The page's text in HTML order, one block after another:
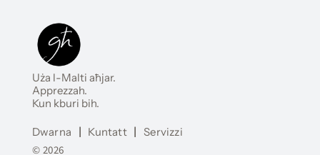
Uża l-Malti aħjar.
Apprezzah.
Kun kburi bih.
Dwarna | Kuntatt | Servizzi
© 2026